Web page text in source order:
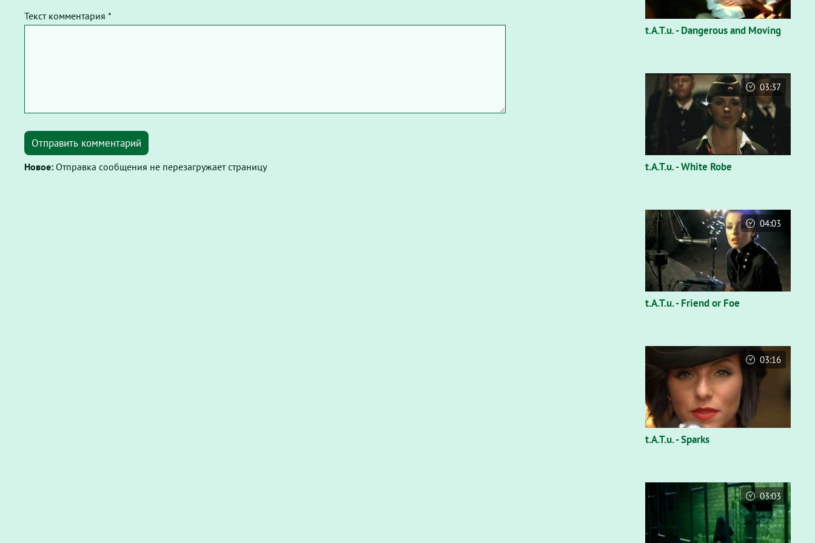
Текст комментария *
Отправить комментарий
Новое: Отправка сообщения не перезагружает страницу
t.A.T.u. - Dangerous and Moving
t.A.T.u. - White Robe
03:37
t.A.T.u. - Friend or Foe
04:03
t.A.T.u. - Sparks
03:16
03:03